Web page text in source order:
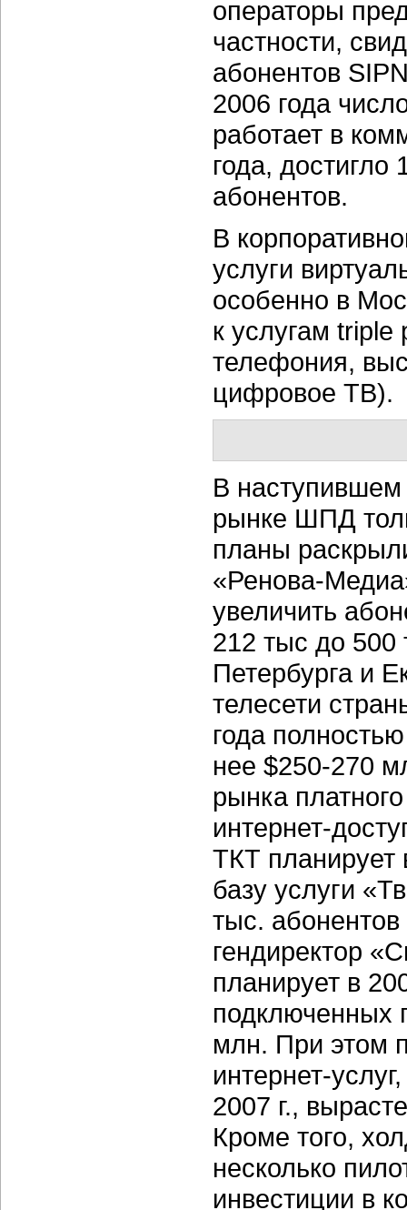
операторы
частности,
абонентов
2006 года
работает в
года,
абонентов.
В
услуги
особенно в
к услугам
телефония,
цифровое ТВ).
В наступившем
рынке ШПД
планы
«Ренова-
увеличить
212 тыс до 500
Петербурга и
телесети
года
нее $250-270
рынка
интернет-
ТКТ планирует
базу услуги
тыс.
гендиректор
планирует в
подключенных
млн. При этом
интернет-
2007 г.,
Кроме того,
несколько
инвестиции в